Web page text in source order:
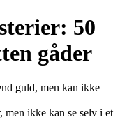
50
gåder
guld, men kan ikke
ikke kan se selv i et